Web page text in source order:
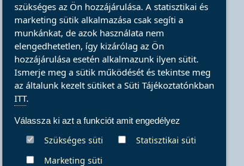
szükséges az Ön hozzájárulása. A statisztikai és
marketing sütik alkalmazása csak segíti a
munkánkat, de azok használata nem
elengedhetetlen, így kizárólag az Ön
hozzájárulása esetén alkalmazunk ilyen sütit.
Ismerje meg a sütik működését és tekintse meg
az általunk kezelt sütiket a Süti Tájékoztatónkban
ITT.
Válassza ki azt a funkciót amit engedélyez
Szükséges süti
Statisztikai süti
Marketing süti